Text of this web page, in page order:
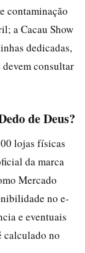
contaminação
a Cacau Show
dedicadas,
devem consultar
de Deus?
lojas físicas
da marca
Mercado
no e-
e eventuais
calculado no